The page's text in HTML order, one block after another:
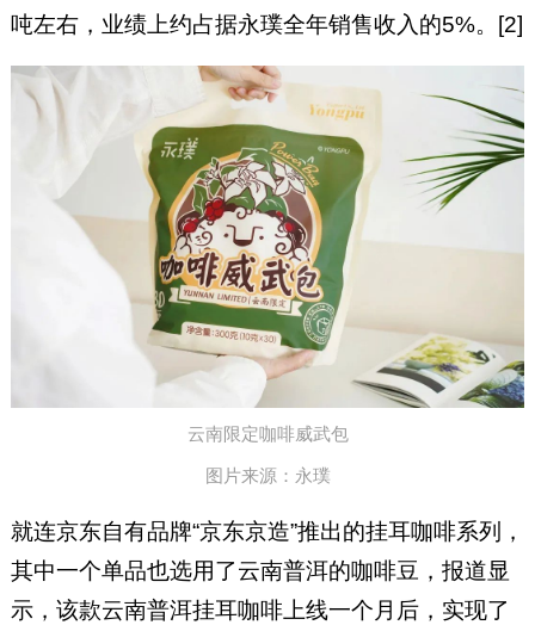
吨左右，业绩上约占据永璞全年销售收入的5%。[2]
云南限定咖啡威武包
图片来源：永璞
就连京东自有品牌“京东京造”推出的挂耳咖啡系列，
其中一个单品也选用了云南普洱的咖啡豆，报道显
示，该款云南普洱挂耳咖啡上线一个月后，实现了